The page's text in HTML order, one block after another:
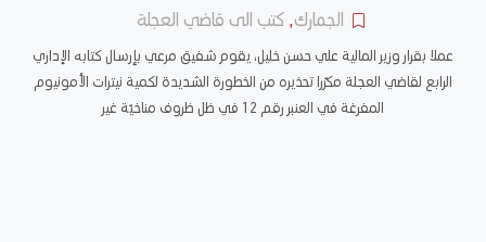
الجمارك, كتب الى قاضي العجلة
عملا بقرار وزير المالية علي حسن خليل، يقوم شفيق مرعي بإرسال كتابه الإداري
الرابع لقاضي العجلة مكرّرا تحذيره من الخطورة الشديدة لكمية نيترات الأمونيوم
المفرغة في العنبر رقم 12 في ظل ظروف مناخيّة غير